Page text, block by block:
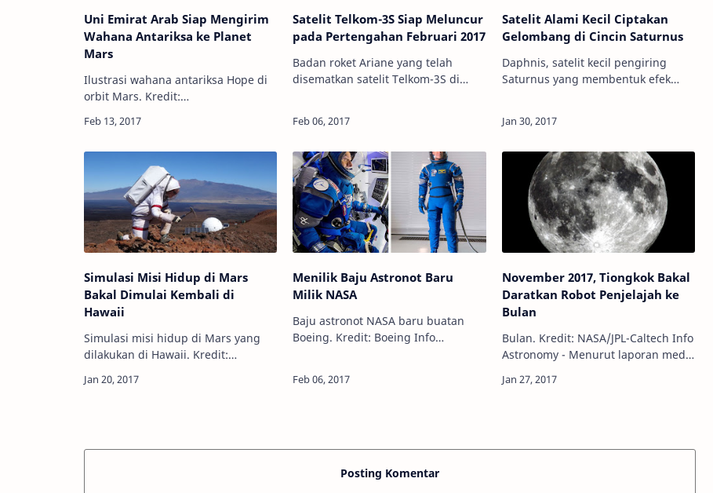
Uni Emirat Arab Siap Mengirim
Wahana Antariksa ke Planet
Mars
Ilustrasi wahana antariksa Hope di
orbit Mars. Kredit:
Astronomy - Uni Emirat Arab saat ini
menjadi negara Isl…
Satelit Telkom-3S Siap Meluncur
pada Pertengahan Februari 2017
Badan roket Ariane yang telah
disematkan satelit Telkom-3S di
memiliki satelit baru, yang mana
Satelit Alami Kecil Ciptakan
Gelombang di Cincin Saturnus
Daphnis, satelit kecil pengiring
Saturnus yang membentuk efek
Astronomy - Baru-baru ini, wahana
Simulasi Misi Hidup di Mars
Bakal Dimulai Kembali di
Hawaii
Simulasi misi hidup di Mars yang
dilakukan di Hawaii. Kredit:
Astronomy - Sekelompok peneliti
Menilik Baju Astronot Baru
Milik NASA
Baju astronot NASA baru buatan
Boeing. Kredit: Boeing Info
yang memakai baju khas berwarna
November 2017, Tiongkok Bakal
Daratkan Robot Penjelajah ke
Bulan
Bulan. Kredit: NASA/JPL-Caltech Info
Astronomy - Menurut laporan media
berencana untuk meluncurkan
Posting Komentar